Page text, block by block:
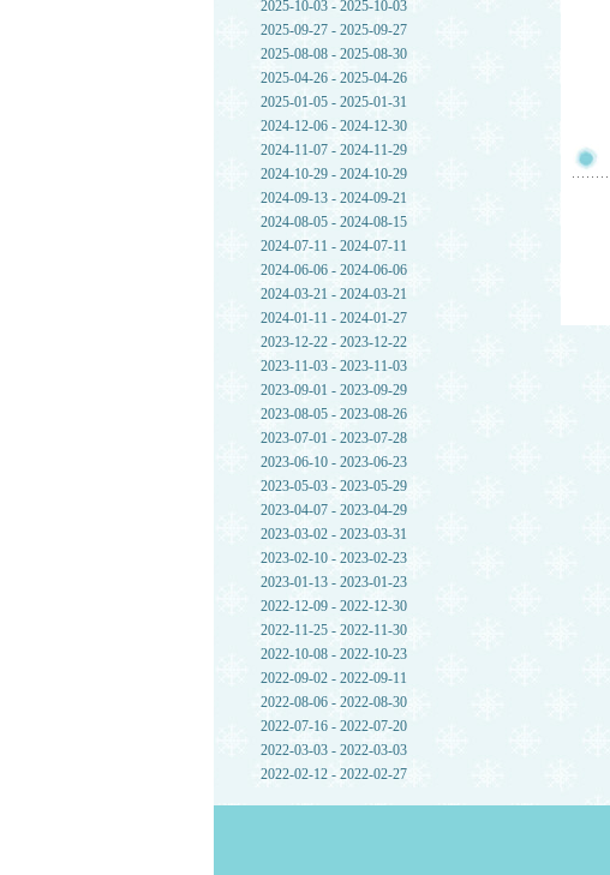
2025-10-03 - 2025-10-03
2025-09-27 - 2025-09-27
2025-08-08 - 2025-08-30
2025-04-26 - 2025-04-26
2025-01-05 - 2025-01-31
2024-12-06 - 2024-12-30
2024-11-07 - 2024-11-29
2024-10-29 - 2024-10-29
2024-09-13 - 2024-09-21
2024-08-05 - 2024-08-15
2024-07-11 - 2024-07-11
2024-06-06 - 2024-06-06
2024-03-21 - 2024-03-21
2024-01-11 - 2024-01-27
2023-12-22 - 2023-12-22
2023-11-03 - 2023-11-03
2023-09-01 - 2023-09-29
2023-08-05 - 2023-08-26
2023-07-01 - 2023-07-28
2023-06-10 - 2023-06-23
2023-05-03 - 2023-05-29
2023-04-07 - 2023-04-29
2023-03-02 - 2023-03-31
2023-02-10 - 2023-02-23
2023-01-13 - 2023-01-23
2022-12-09 - 2022-12-30
2022-11-25 - 2022-11-30
2022-10-08 - 2022-10-23
2022-09-02 - 2022-09-11
2022-08-06 - 2022-08-30
2022-07-16 - 2022-07-20
2022-03-03 - 2022-03-03
2022-02-12 - 2022-02-27